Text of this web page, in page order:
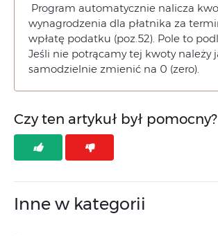
Program automatycznie nalicza
wynagrodzenia dla płatnika za
wpłatę podatku (poz.52). Pole to
Jeśli nie potrącamy tej kwoty należy
samodzielnie zmienić na 0 (zero).
Czy ten artykuł był pomocny?
Inne w kategorii